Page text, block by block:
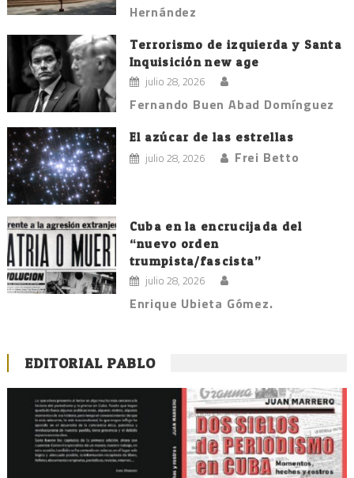
Hernández
Terrorismo de izquierda y Santa
Inquisición new age
julio 28, 2026
Fernando Buen Abad Domínguez
El azúcar de las estrellas
julio 28, 2026 Frei Betto
Cuba en la encrucijada del
“nuevo orden
trumpista/fascista”
julio 28, 2026
Enrique Ubieta Gómez.
EDITORIAL PABLO